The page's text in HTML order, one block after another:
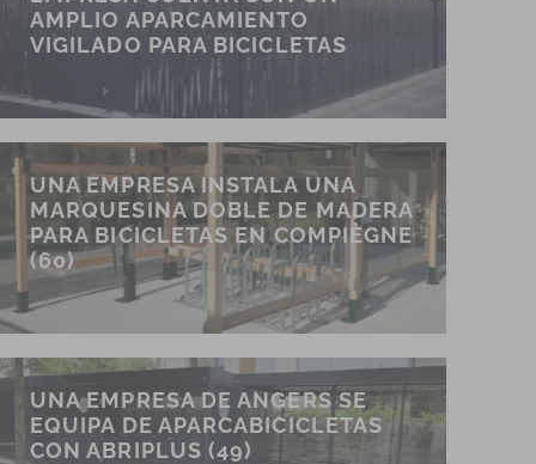
AMPLIO APARCAMIENTO
VIGILADO PARA BICICLETAS
UNA EMPRESA INSTALA UNA
MARQUESINA DOBLE DE MADERA
PARA BICICLETAS EN COMPIÈGNE
(60)
UNA EMPRESA DE ANGERS SE
EQUIPA DE APARCABICICLETAS
CON ABRIPLUS (49)